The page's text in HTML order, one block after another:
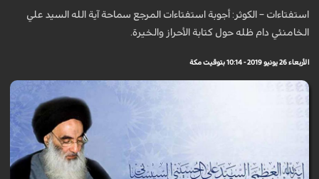
استفتاءات – الكوثر: أجوبة استفتاءات المرجع سماحة آية الله السيد علي
الخامنئي دام ظله حول كتابة الأحراز والخيرة.
الأربعاء 26 يونيو 2019 - 10:14 بتوقيت مكة